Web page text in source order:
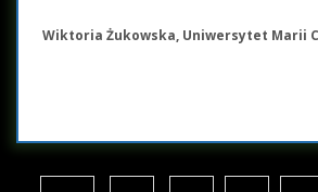
Wiktoria Żukowska, Uniwersytet Marii